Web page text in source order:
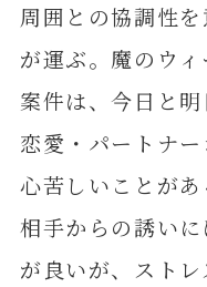
周囲との協調性
が運ぶ。魔のウ
案件は、今日と明
恋愛・パートナ
心苦しいことがあ
相手からの誘い
が良いが、スト